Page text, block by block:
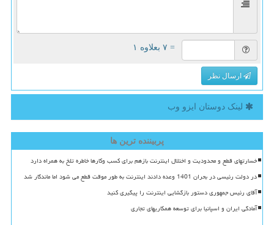
= ۷ بعلاوه ۱
ارسال نظر
لینک دوستان ایزو وب
پربیننده ترین ها
خسارتهای قطع و محدودیت و اختلال اینترنت بازهم برای کسب وکارها خاطره تلخ به همراه دارد
در دولت رئیسی در بحران 1401 وعده دادند اینترنت به طور موقت قطع می شود اما ماندگار شد
آقای رئیس جمهوری دستور بازگشایی اینترنت را پیگیری کنید
آمادگی ایران و اسپانیا برای توسعه همکاریهای تجاری